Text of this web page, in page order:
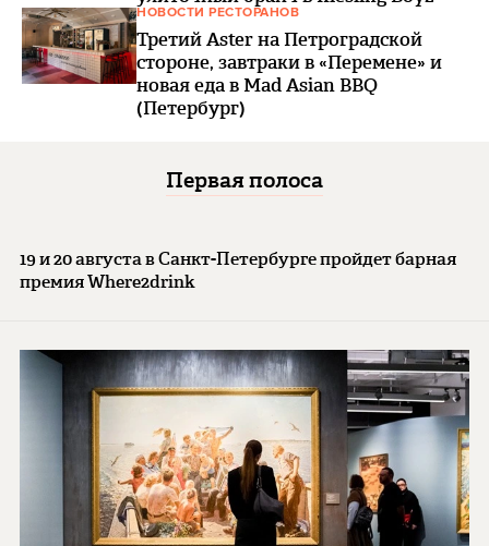
НОВОСТИ РЕСТОРАНОВ
Третий Aster на Петроградской
стороне, завтраки в «Перемене» и
новая еда в Mad Asian BBQ
(Петербург)
Первая полоса
19 и 20 августа в Санкт-Петербурге пройдет барная
премия Where2drink